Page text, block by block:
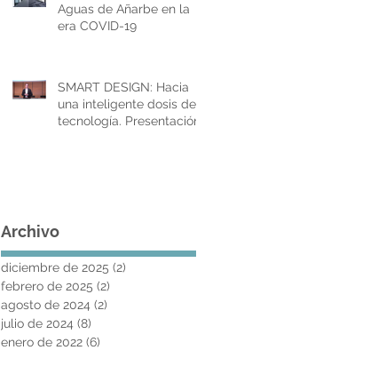
Aguas de Añarbe en la
era COVID-19
SMART DESIGN: Hacia
una inteligente dosis de
tecnología. Presentación
Archivo
diciembre de 2025 (2)
febrero de 2025 (2)
agosto de 2024 (2)
julio de 2024 (8)
enero de 2022 (6)